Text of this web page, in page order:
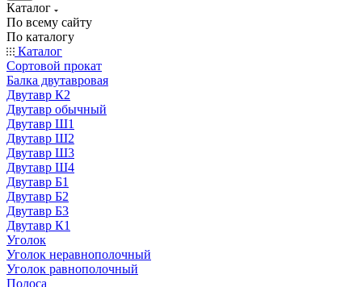
Каталог
По всему сайту
По каталогу
Каталог
Сортовой прокат
Балка двутавровая
Двутавр К2
Двутавр обычный
Двутавр Ш1
Двутавр Ш2
Двутавр Ш3
Двутавр Ш4
Двутавр Б1
Двутавр Б2
Двутавр Б3
Двутавр К1
Уголок
Уголок неравнополочный
Уголок равнополочный
Полоса